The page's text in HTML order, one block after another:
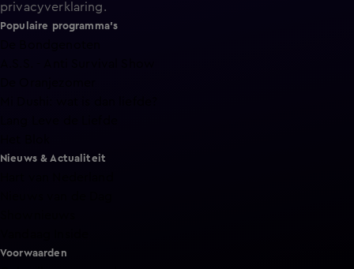
privacyverklaring.
Populaire programma's
Nieuws & Actualiteit
Voorwaarden